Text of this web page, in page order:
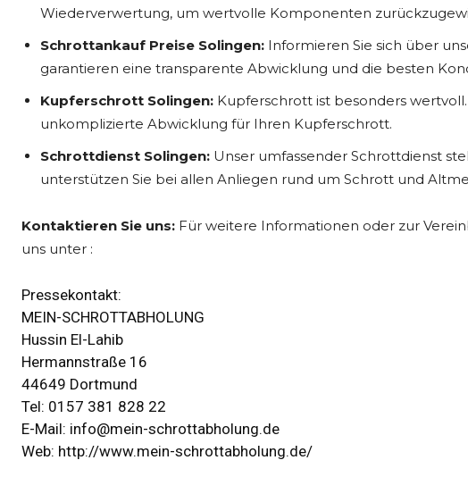
Wiederverwertung, um wertvolle Komponenten
Schrottankauf Preise Solingen: Informieren Sie sich über
garantieren eine transparente Abwicklung und die besten
Kupferschrott Solingen: Kupferschrott ist besonders
unkomplizierte Abwicklung für Ihren Kupferschrott.
Schrottdienst Solingen: Unser umfassender Schrottdienst
unterstützen Sie bei allen Anliegen rund um Schrott und
Kontaktieren Sie uns: Für weitere Informationen oder zur
uns unter :
Pressekontakt:
MEIN-SCHROTTABHOLUNG
Hussin El-Lahib
Hermannstraße 16
44649 Dortmund
Tel: 0157 381 828 22
E-Mail: info@mein-schrottabholung.de
Web: http://www.mein-schrottabholung.de/